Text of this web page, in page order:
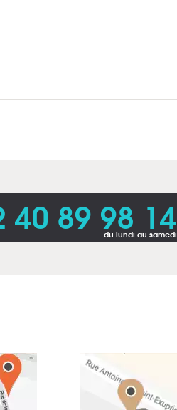
40 89 98 14
du lundi au samedi